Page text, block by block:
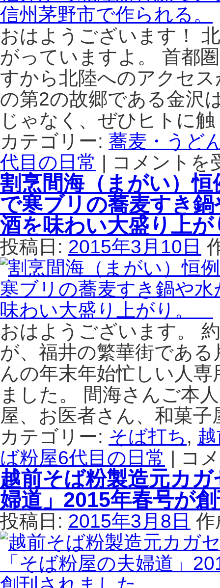
おはようございます！
がっていますよ。 首都
すから北陸へのアクセ
の第2の故郷である金沢
じゃなく、ぜひヒトに
カテゴリー: 蕎麦・うど
代目の日常 |
干
し
そ
ば
の
献
上
寒
晒
し
（か
ん
ざ
し）
蕎
麦
は、
福
井
か
ら
新
幹
線
で
ア
ク
セ
ス
し
や
す
く
な
コメントを
割烹間海（まがい）
で寒ブリの蕎麦すき
酒を味わい大盛り上
投稿日: 2015年3月10日
おはようございます。
が、福井の繁華街であ
んの年末年始忙しい人
ました。 間海さんご本
屋、お医者さん、和菓
カテゴリー: そば打ち ,
ば粉屋6代目の日常 |
割
烹
間
海
（ま
が
い）
例
新
コ
越前そば粉製造元カ
婦道」2015年春号が
投稿日: 2015年3月8日 作